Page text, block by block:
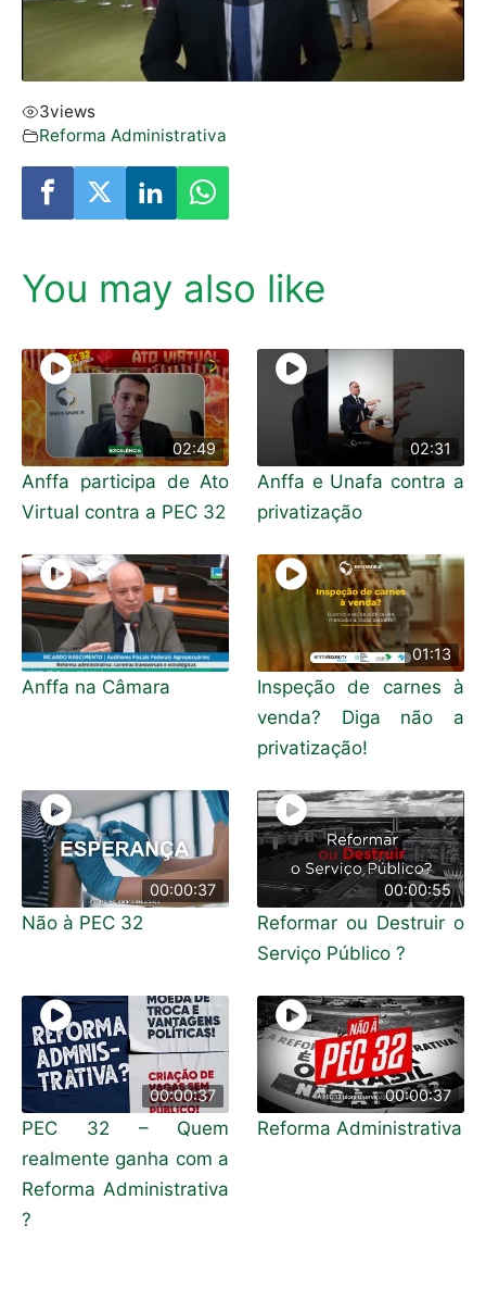
3views
Reforma Administrativa
You may also like
02:49
Anffa participa de Ato
Virtual contra a PEC 32
02:31
Anffa e Unafa contra a
privatização
Anffa na Câmara
01:13
Inspeção de carnes à
venda? Diga não a
privatização!
00:00:37
Não à PEC 32
00:00:55
Reformar ou Destruir o
Serviço Público ?
00:00:37
PEC 32 – Quem
realmente ganha com a
Reforma Administrativa
?
00:00:37
Reforma Administrativa